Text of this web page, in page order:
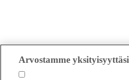
Arvostamme yksityisyyttäsi